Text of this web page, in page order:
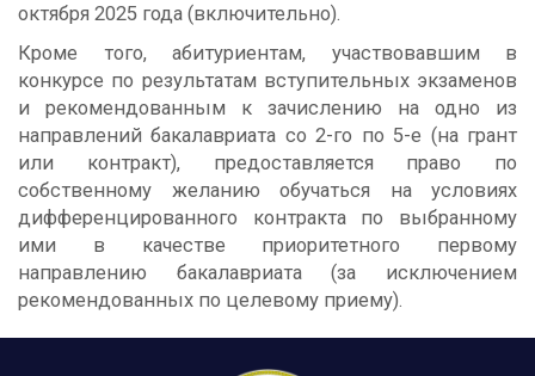
октября 2025 года (включительно).
Кроме того, абитуриентам, участвовавшим в
конкурсе по результатам вступительных экзаменов
и рекомендованным к зачислению на одно из
направлений бакалавриата со 2-го по 5-е (на грант
или контракт), предоставляется право по
собственному желанию обучаться на условиях
дифференцированного контракта по выбранному
ими в качестве приоритетного первому
направлению бакалавриата (за исключением
рекомендованных по целевому приему).